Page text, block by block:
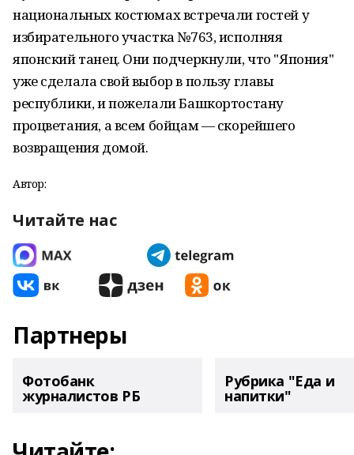
национальных костюмах встречали гостей у
избирательного участка №763, исполняя
японский танец. Они подчеркнули, что "Япония"
уже сделала свой выбор в пользу главы
республики, и пожелали Башкортостану
процветания, а всем бойцам — скорейшего
возвращения домой.
Автор:
Читайте нас
Партнеры
Фотобанк
журналистов РБ
Рубрика "Еда и
напитки"